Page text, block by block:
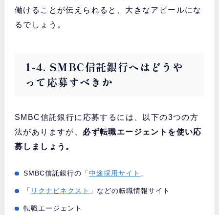
働けることが伝えられると、大きなアピールにな
るでしょう。
1-4. SMBC信託銀行へはどうや
って応募すべきか
SMBC信託銀行に応募するには、以下の3つの方
法がありますが、 必ず転職エージェントを使い応
募しましょう。
SMBC信託銀行の「中途採用サイト 」
「 リクナビネクスト 」などの転職情報サイト
転職エージェント